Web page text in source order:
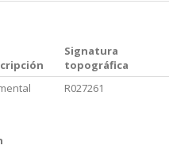
Signatura
topográfica
R027261